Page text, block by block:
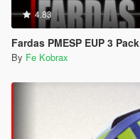
4.83
Fardas PMESP EUP 3 Pack
By Fe Kobrax